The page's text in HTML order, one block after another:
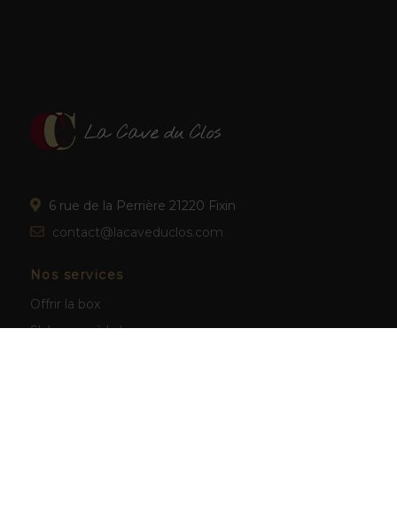
6 rue de la Perrière 21220 Fixin
contact@lacaveduclos.com
Nos services
Offrir la box
S'abonner à la box